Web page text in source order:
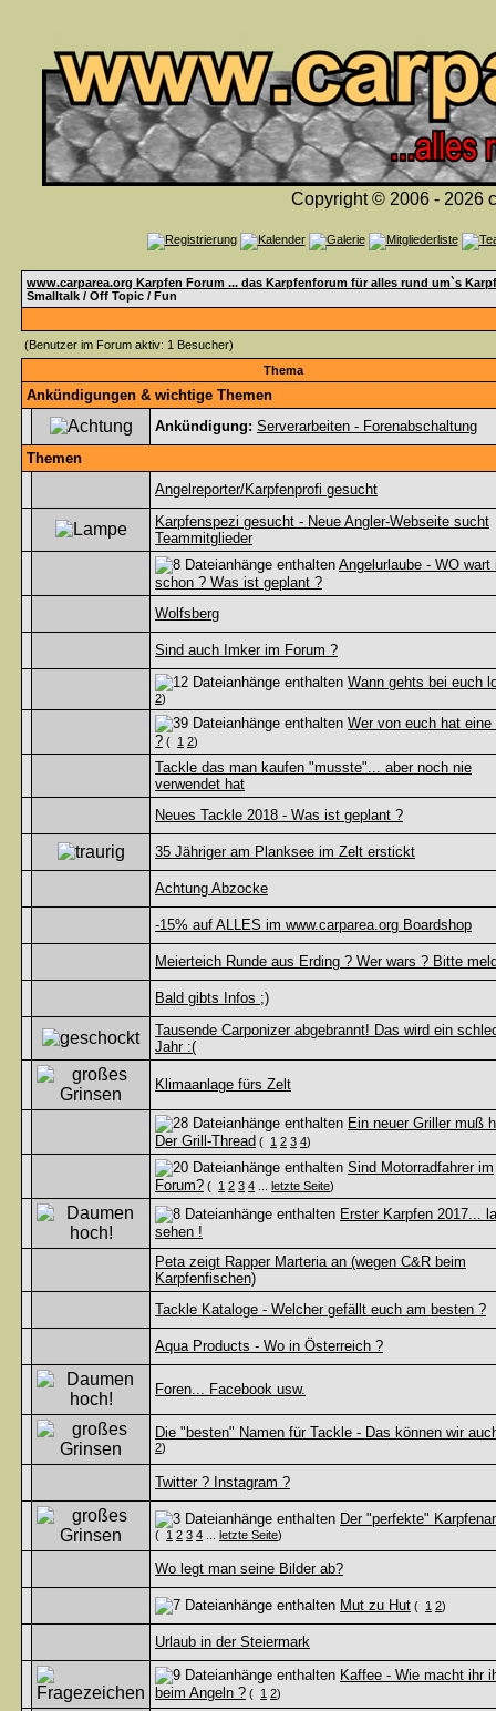
Copyright © 2006 - 2026
www.carparea.org Karpfen Forum ... das Karpfenforum für alles rund um`s
Smalltalk / Off Topic / Fun
(Benutzer im Forum aktiv: 1 Besucher)
Thema
Ankündigungen & wichtige Themen
Ankündigung: Serverarbeiten - Forenabschaltung
Themen
Angelreporter/Karpfenprofi gesucht
Karpfenspezi gesucht - Neue Angler-Webseite sucht
Teammitglieder
Angelurlaube - WO wart
schon ? Was ist geplant ?
Wolfsberg
Sind auch Imker im Forum ?
Wann gehts bei euch
2)
Wer von euch hat eine
? ( 1 2)
Tackle das man kaufen "musste"... aber noch nie
verwendet hat
Neues Tackle 2018 - Was ist geplant ?
35 Jähriger am Planksee im Zelt erstickt
Achtung Abzocke
-15% auf ALLES im www.carparea.org Boardshop
Meierteich Runde aus Erding ? Wer wars ? Bitte
Bald gibts Infos ;)
Tausende Carponizer abgebrannt! Das wird ein
Jahr :(
Klimaanlage fürs Zelt
Ein neuer Griller muß
Der Grill-Thread ( 1 2 3 4)
Sind Motorradfahrer im
Forum? ( 1 2 3 4 letzte Seite)
Erster Karpfen 2017...
sehen !
Peta zeigt Rapper Marteria an (wegen C&R beim
Karpfenfischen)
Tackle Kataloge - Welcher gefällt euch am besten ?
Aqua Products - Wo in Österreich ?
Foren... Facebook usw.
Die "besten" Namen für Tackle - Das können wir
2)
Twitter ? Instagram ?
Der "perfekte"
( 1 2 3 4 letzte Seite)
Wo legt man seine Bilder ab?
Mut zu Hut ( 1 2)
Urlaub in der Steiermark
Kaffee - Wie macht ihr
beim Angeln ? ( 1 2)